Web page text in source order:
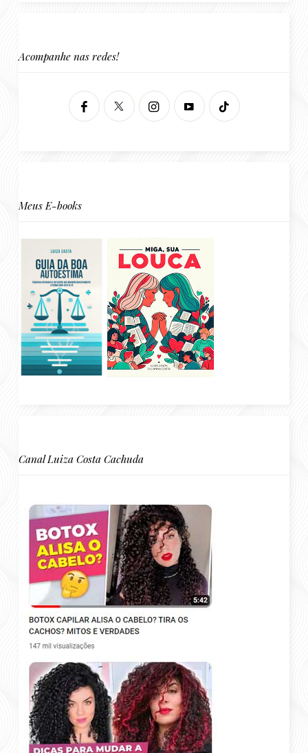
Acompanhe nas redes!
Meus E-books
Canal Luiza Costa Cachuda